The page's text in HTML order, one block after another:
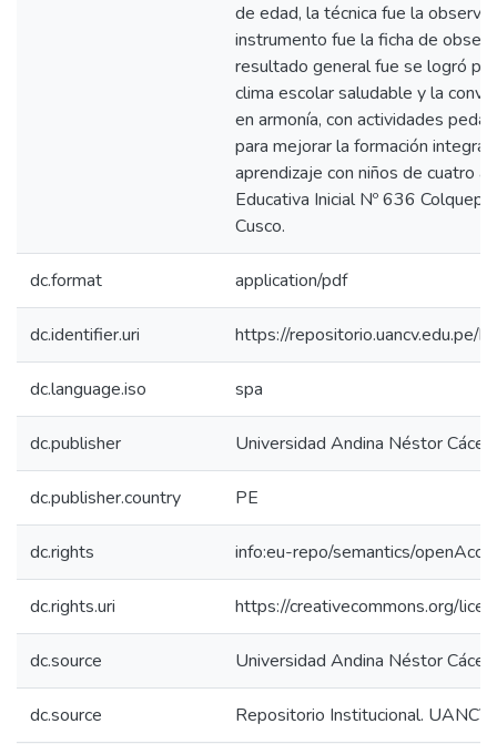
de edad, la técnica fue la
instrumento fue la ficha de
resultado general fue se logró
clima escolar saludable y la
en armonía, con actividades
para mejorar la formación
aprendizaje con niños de cuatro
Educativa Inicial Nº 636
Cusco.
dc.format application/pdf
dc.identifier.uri https://repositorio.uancv.edu.pe/
dc.language.iso spa
dc.publisher Universidad Andina Néstor
dc.publisher.country PE
dc.rights info:eu-repo/semantics/
dc.rights.uri https://creativecommons.org/
dc.source Universidad Andina Néstor
dc.source Repositorio Institucional. UANCV